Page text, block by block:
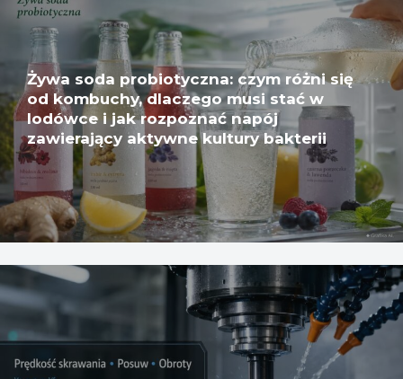
Żywa soda probiotyczna: czym różni się
od kombuchy, dlaczego musi stać w
lodówce i jak rozpoznać napój
zawierający aktywne kultury bakterii